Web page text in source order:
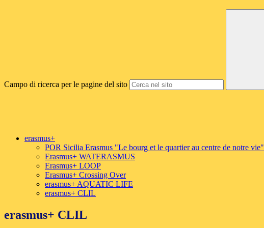
Campo di ricerca per le pagine del sito
erasmus+
POR Sicilia Erasmus "Le bourg et le quartier au centre de notre vie"
Erasmus+ WATERASMUS
Erasmus+ LOOP
Erasmus+ Crossing Over
erasmus+ AQUATIC LIFE
erasmus+ CLIL
erasmus+ CLIL